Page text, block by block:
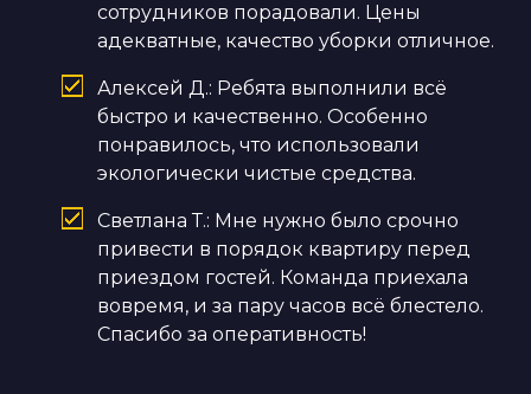
сотрудников порадовали. Цены
адекватные, качество уборки отличное.
Алексей Д.: Ребята выполнили всё
быстро и качественно. Особенно
понравилось, что использовали
экологически чистые средства.
Светлана Т.: Мне нужно было срочно
привести в порядок квартиру перед
приездом гостей. Команда приехала
вовремя, и за пару часов всё блестело.
Спасибо за оперативность!